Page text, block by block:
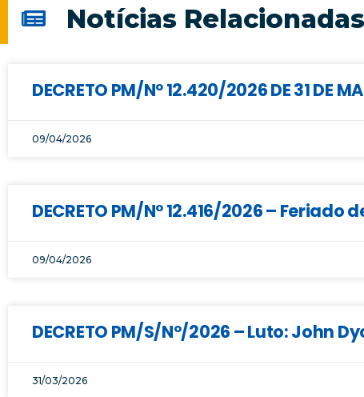
Notícias Relacionadas
DECRETO PM/Nº 12.420/2026 DE 31 DE
09/04/2026
DECRETO PM/N° 12.416/2026 – Feriado
09/04/2026
DECRETO PM/S/Nº/2026 – Luto: John
31/03/2026